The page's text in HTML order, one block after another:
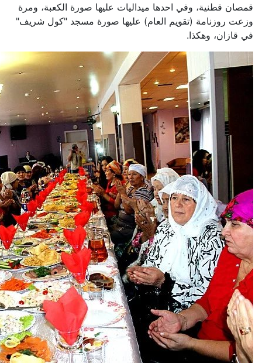
قمصان قطنية، وفي احدها ميداليات عليها صورة الكعبة، ومرة
وزعت روزنامة (تقويم العام) عليها صورة مسجد "كول شريف"
في قازان، وهكذا.